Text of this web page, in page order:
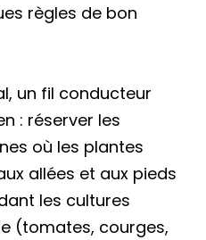
règles de bon
un fil conducteur
: réserver les
où les plantes
allées et aux pieds
les cultures
(tomates, courges,